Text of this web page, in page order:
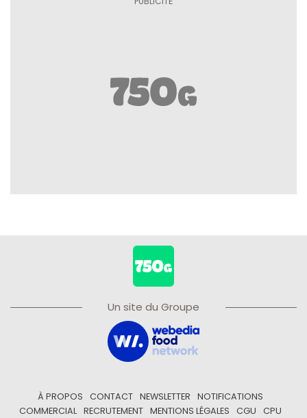
Un site du Groupe
À PROPOS CONTACT NEWSLETTER
NOTIFICATIONS
COMMERCIAL
RECRUTEMENT MENTIONS LÉGALES CGU CPU